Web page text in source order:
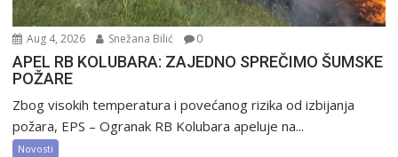
Aug 4, 2026 Snežana Bilić 0
APEL RB KOLUBARA: ZAJEDNO SPREČIMO ŠUMSKE
POŽARE
Zbog visokih temperatura i povećanog rizika od izbijanja
požara, EPS – Ogranak RB Kolubara apeluje na...
Novosti